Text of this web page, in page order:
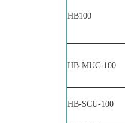
HB100
HB-MUC-100
HB-SCU-100